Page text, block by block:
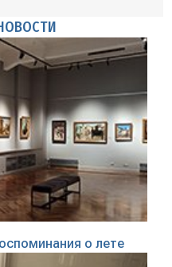
о лете